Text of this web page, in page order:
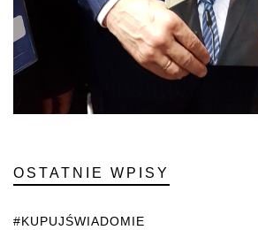
OSTATNIE WPISY
#KUPUJŚWIADOMIE